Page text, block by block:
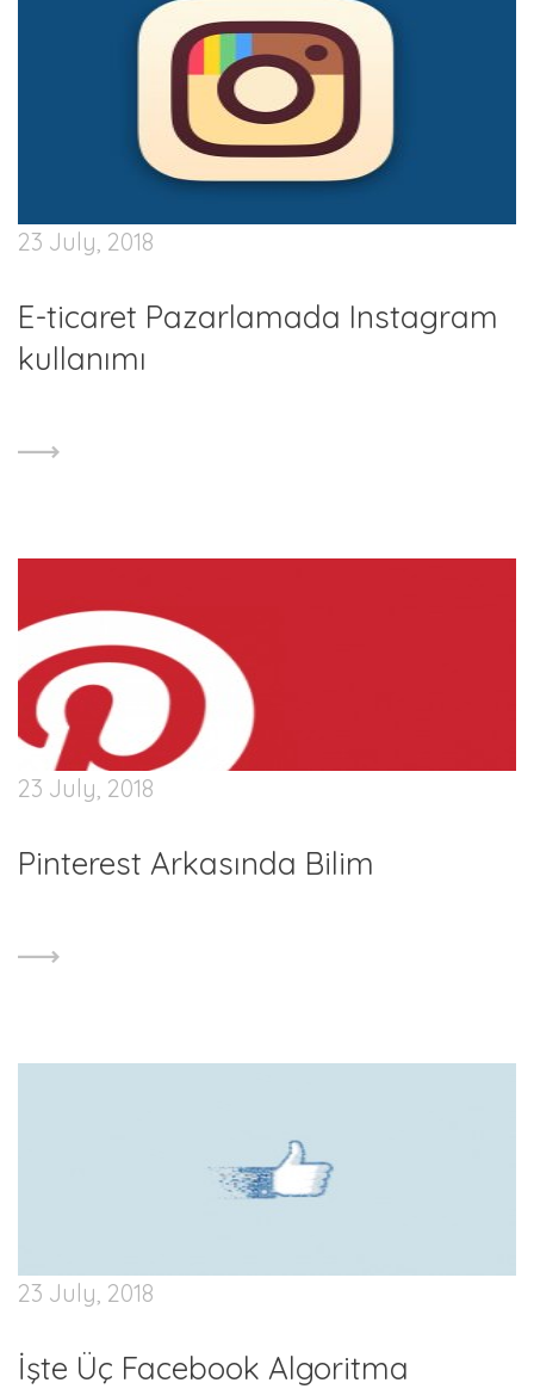
23 July, 2018
E-ticaret Pazarlamada Instagram
kullanımı
23 July, 2018
Pinterest Arkasında Bilim
23 July, 2018
İşte Üç Facebook Algoritma